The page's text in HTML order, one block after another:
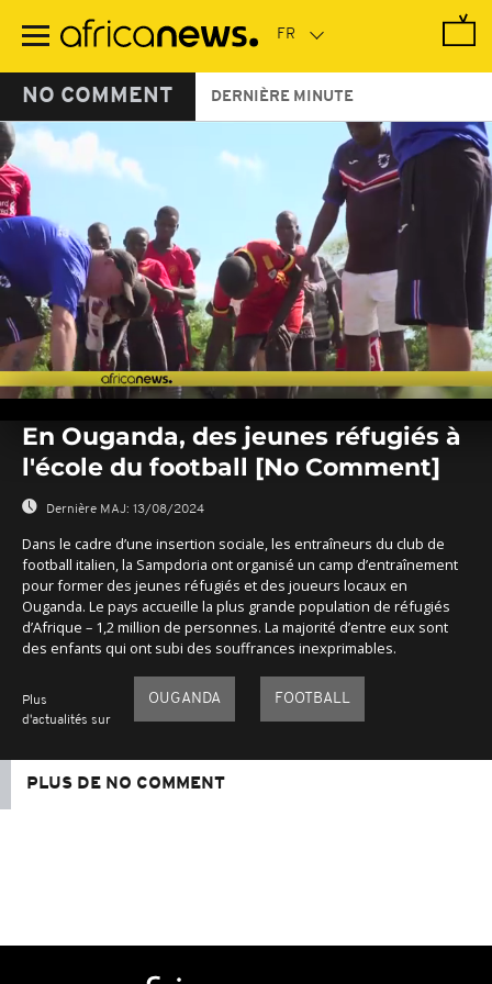
contenu
NO COMMENT DERNIÈRE MINUTE
seconds
seconds
En Ouganda, des jeunes réfugiés à
l'école du football [No Comment]
Dernière MAJ: 13/08/2024
Dans le cadre d’une insertion sociale, les entraîneurs du club de
football italien, la Sampdoria ont organisé un camp d’entraînement
pour former des jeunes réfugiés et des joueurs locaux en
Ouganda. Le pays accueille la plus grande population de réfugiés
d’Afrique – 1,2 million de personnes. La majorité d’entre eux sont
des enfants qui ont subi des souffrances inexprimables.
Plus
d'actualités sur
OUGANDA FOOTBALL
PLUS DE NO COMMENT